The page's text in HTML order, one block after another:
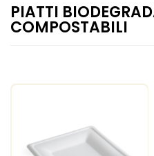
PIATTI
COMPOSTABILI